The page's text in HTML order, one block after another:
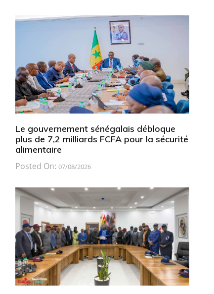
Le gouvernement sénégalais débloque
plus de 7,2 milliards FCFA pour la sécurité
alimentaire
Posted On: 07/08/2026